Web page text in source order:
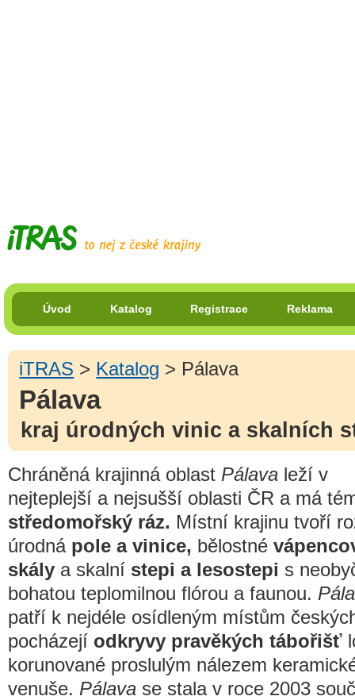
Úvod Katalog Registrace Reklama
iTRAS > Katalog > Pálava
Pálava
kraj úrodných vinic a skalních
Chráněná krajinná oblast Pálava leží v
nejteplejší a nejsušší oblasti ČR a má
středomořský ráz. Místní krajinu tvoří
úrodná pole a vinice, bělostné
skály a skalní stepi a lesostepi s
bohatou teplomilnou flórou a faunou.
patří k nejdéle osídleným místům
pocházejí odkryvy pravěkých tábořišť
korunované proslulým nálezem
venuše. Pálava se stala v roce 2003